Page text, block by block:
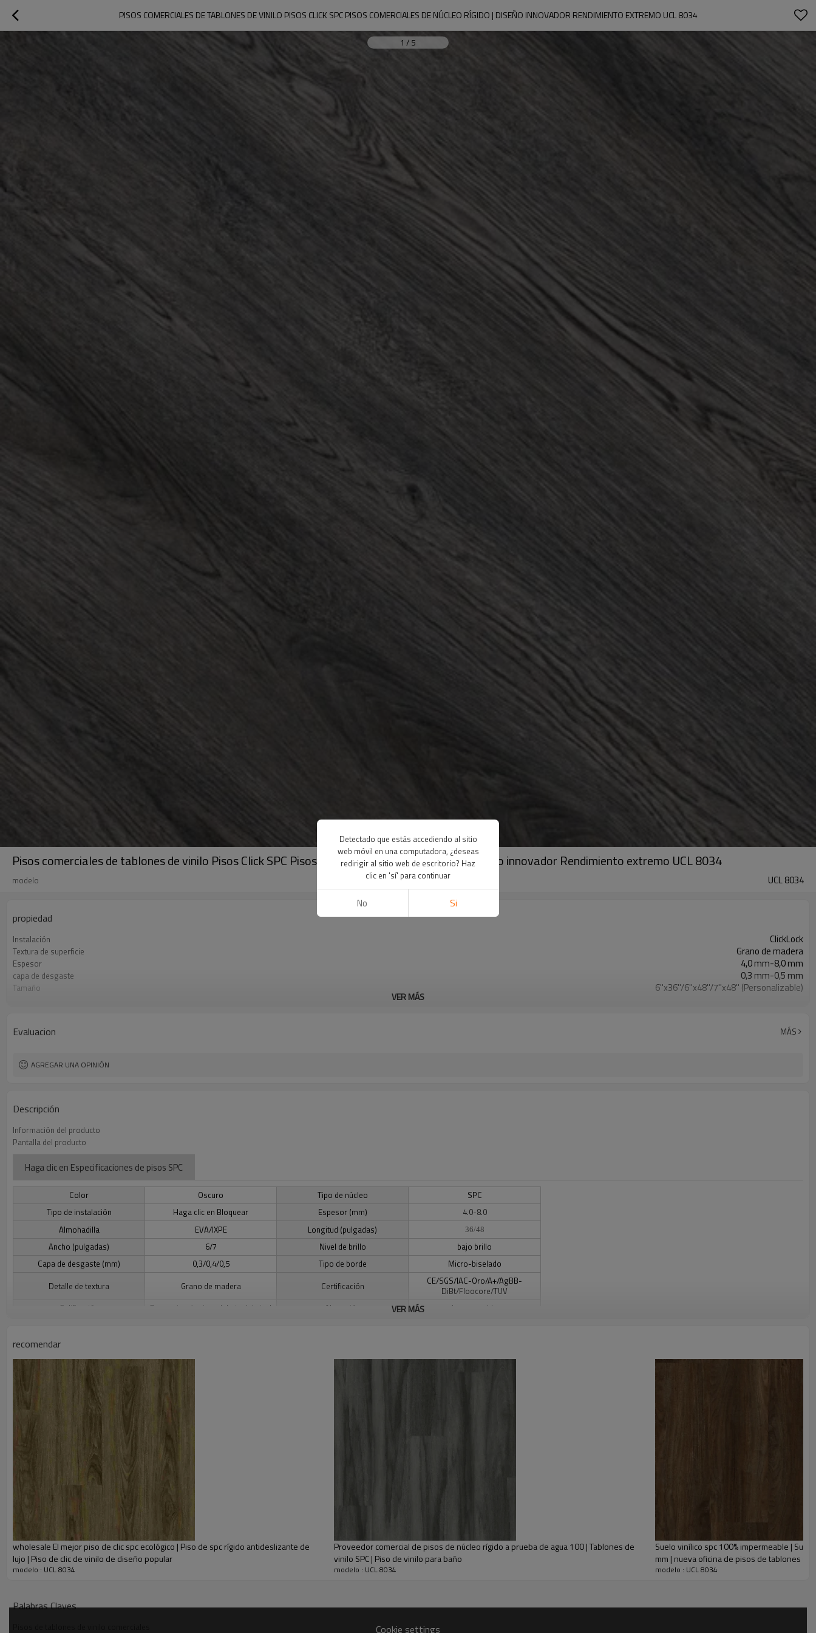
PISOS COMERCIALES DE TABLONES DE VINILO PISOS CLICK SPC PISOS COMERCIALES DE NÚCLEO RÍGIDO | DISEÑO INNOVADOR RENDIMIENTO EXTREMO UCL 8034
1 / 5
Pisos comerciales de tablones de vinilo Pisos Click SPC Pisos comerciales de núcleo rígido | Diseño innovador Rendimiento extremo UCL 8034
modelo UCL 8034
propiedad
Instalación ClickLock
Textura de superficie Grano de madera
Espesor 4,0 mm-8,0 mm
capa de desgaste 0,3 mm-0,5 mm
Tamaño 6''x36''/6''x48''/7''x48'' (Personalizable)
Libre
VER MÁS
Evaluacion MÁS
AGREGAR UNA OPINIÓN
Descripción
Información del producto
Pantalla del producto
Haga clic en Especificaciones de pisos SPC
Color Oscuro Tipo de núcleo
SPC
Tipo de instalación
Haga clic en Bloquear Espesor (mm)
4.0-8.0
Almohadilla
EVA/IXPE Longitud (pulgadas) 36/48
Ancho (pulgadas) 6/7 Nivel de brillo
bajo brillo
Capa de desgaste (mm)
0,3/0,4/0,5 Tipo de borde
Micro-biselado
Detalle de textura
Grano de madera Certificación
CE/SGS/IAC-Oro/A+/AgBB-
DiBt/Floocore/TUV
Calificación
Por encima/en/por debajo del nivel Absorción Impermeable
• ¡Excelente para cualquier habitación de su hogar! Incluso en habitaciones de tres estaciones. Rango de temperatura: -20 F a 150 F.
• Visuales de tablones de madera que complementan cualquier interior.
• Bajo COV: calidad del aire interior Floor Score® certificado para parámetros de aulas escolares y oficinas privadas.
• El sistema de clic de bloqueo extra hermético sella el agua. no se dañará en caso de derrame o humedad
• La capa superior transparente proporciona mayor durabilidad.
• Solución duradera, fácil de instalar y de bajo mantenimiento para estilos de vida ocupados y activos.
• El sistema de bloqueo plegable permite una instalación rápida y segura sobre imperfecciones menores del contrapiso.
• Pavimentos 100% impermeables, aptos para cualquier estancia de la casa, incluidos sótanos, soláriums y baños completos.
• Su núcleo rígido a base de piedra hace que cada tablón sea resistente a las abolladuras y los rayones. Perfecto para áreas de alto tráfico.
VER MÁS
recomendar
wholesale El mejor piso de clic spc ecológico | Piso de spc rígido antideslizante de
lujo | Piso de clic de vinilo de diseño popular
modelo : UCL 8034
Proveedor comercial de pisos de núcleo rígido a prueba de agua 100 | Tablones de
vinilo SPC | Piso de vinilo para baño
modelo : UCL 8034
Suelo vinílico spc 100% impermeable |
mm | nueva oficina de pisos de tablones spc
modelo : UCL 8034
Palabras Claves
Cookie settings
Detectado que estás accediendo al sitio
web móvil en una computadora, ¿deseas
redirigir al sitio web de escritorio? Haz
clic en 'sí' para continuar
No Si